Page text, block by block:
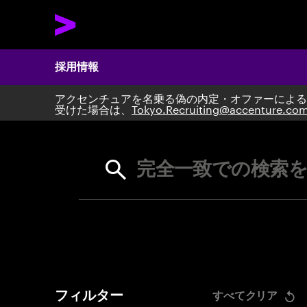
採用情報
アクセンチュアを名乗る偽の内定・オファーによ
受けた場合は、
Search
完全一致での検索
フィルター すべてクリア